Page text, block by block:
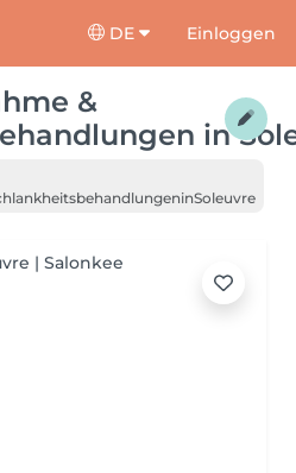
DE Einloggen
&
in
inSoleuvre